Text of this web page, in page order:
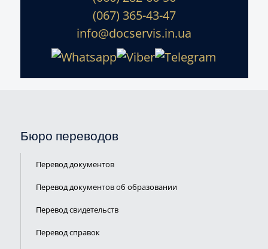
(067) 365-43-47
info@docservis.in.ua
Бюро переводов
Перевод документов
Перевод документов об образовании
Перевод свидетельств
Перевод справок